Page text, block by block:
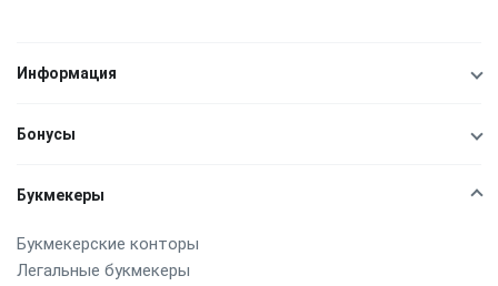
Информация
Бонусы
Букмекеры
Букмекерские конторы
Легальные букмекеры